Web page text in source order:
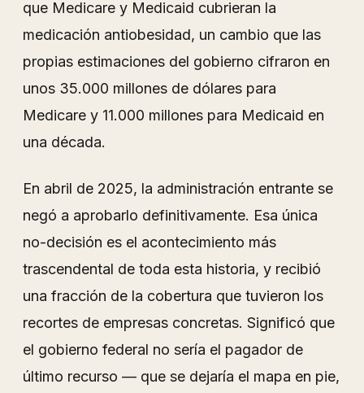
que Medicare y Medicaid cubrieran la
medicación antiobesidad, un cambio que las
propias estimaciones del gobierno cifraron en
unos 35.000 millones de dólares para
Medicare y 11.000 millones para Medicaid en
una década.
En abril de 2025, la administración entrante se
negó a aprobarlo definitivamente. Esa única
no-decisión es el acontecimiento más
trascendental de toda esta historia, y recibió
una fracción de la cobertura que tuvieron los
recortes de empresas concretas. Significó que
el gobierno federal no sería el pagador de
último recurso — que se dejaría el mapa en pie,